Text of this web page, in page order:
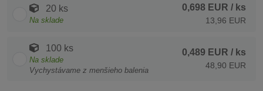
20 ks
Na sklade
0,698 EUR / ks
13,96 EUR
100 ks
Na sklade
Vychystávame z menšieho balenia
0,489 EUR / ks
48,90 EUR